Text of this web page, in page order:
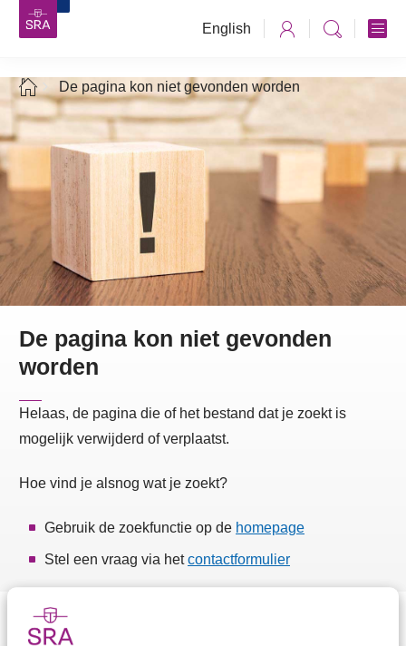
English
De pagina kon niet gevonden worden
De pagina kon niet gevonden
worden
Helaas, de pagina die of het bestand dat je zoekt is
mogelijk verwijderd of verplaatst.
Hoe vind je alsnog wat je zoekt?
Gebruik de zoekfunctie op de homepage
Stel een vraag via hetcontactformulier